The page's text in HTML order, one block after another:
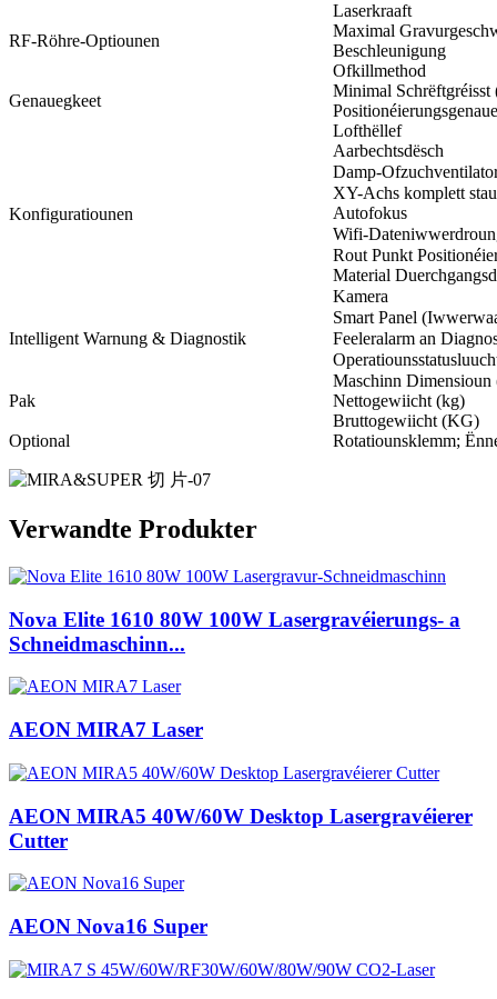
RF-Röhre-Optiounen
Laserkraaft
Maximal
Beschleunigung
Ofkillmethod
Genauegkeet
Minimal Schrëftgréisst
Konfiguratiounen
Lofthëllef
Aarbechtsdësch
Damp-
XY-Achs komplett
Autofokus
Wifi-
Rout Punkt
Material
Kamera
Intelligent Warnung & Diagnostik
Smart Panel
Feeleralarm an
Pak
Maschinn Dimensioun
Nettogewiicht (kg)
Bruttogewiicht (KG)
Optional
Rotatiounsklemm;
Verwandte Produkter
Nova Elite 1610 80W 100W Lasergravéierungs- a
Schneidmaschinn...
AEON MIRA7 Laser
AEON MIRA5 40W/60W Desktop Lasergravéierer
Cutter
AEON Nova16 Super